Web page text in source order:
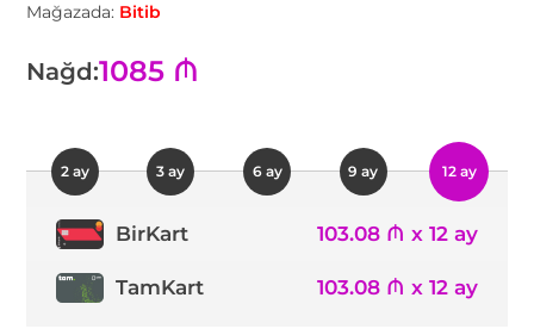
Mağazada: Bitib
Nağd:1085 ₼
2 ay 3 ay 6 ay 9 ay 12 ay
BirKart 103.08 ₼ x 12 ay
TamKart 103.08 ₼ x 12 ay